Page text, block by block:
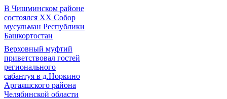
В Чишминском районе
состоялся XX Собор
мусульман Республики
Башкортостан
Верховный муфтий
приветствовал гостей
регионального
сабантуя в д.Норкино
Аргаяшского района
Челябинской области